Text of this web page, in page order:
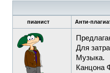
пианист Анти-
Для
Музыка.
Канцона